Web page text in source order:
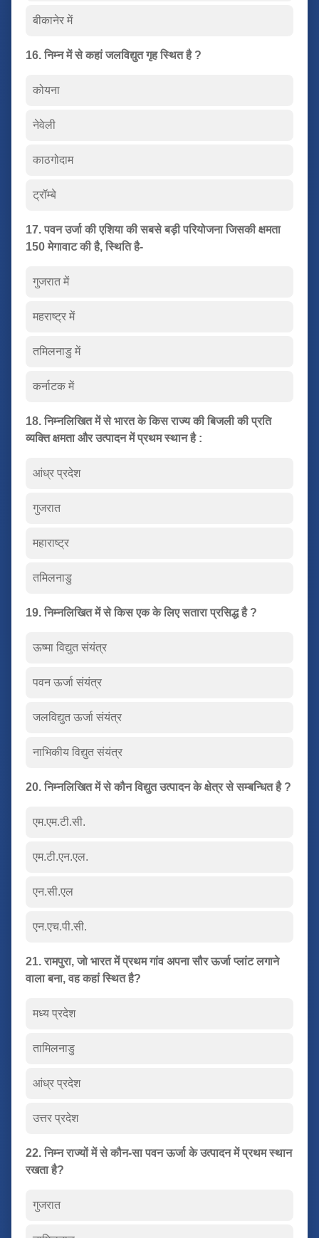
बीकानेर में
16. निम्न में से कहां जलविद्युत गृह स्थित है ?
कोयना
नेवेली
काठगोदाम
ट्रॉम्बे
17. पवन उर्जा की एशिया की सबसे बड़ी परियोजना जिसकी क्षमता
150 मेगावाट की है, स्थिति है-
गुजरात में
महराष्ट्र में
तमिलनाडु में
कर्नाटक में
18. निम्नलिखित में से भारत के किस राज्य की बिजली की प्रति
व्यक्ति क्षमता और उत्पादन में प्रथम स्थान है :
आंध्र प्रदेश
गुजरात
महाराष्ट्र
तमिलनाडु
19. निम्नलिखित में से किस एक के लिए सतारा प्रसिद्ध है ?
ऊष्मा विद्युत संयंत्र
पवन ऊर्जा संयंत्र
जलविद्युत ऊर्जा संयंत्र
नाभिकीय विद्युत संयंत्र
20. निम्नलिखित में से कौन विद्युत उत्पादन के क्षेत्र से सम्बन्धित है ?
एम.एम.टी.सी.
एम.टी.एन.एल.
एन.सी.एल
एन.एच.पी.सी.
21. रामपुरा, जो भारत में प्रथम गांव अपना सौर ऊर्जा प्लांट लगाने
वाला बना, वह कहां स्थित है?
मध्य प्रदेश
तामिलनाडु
आंध्र प्रदेश
उत्तर प्रदेश
22. निम्न राज्यों में से कौन-सा पवन ऊर्जा के उत्पादन में प्रथम स्थान
रखता है?
गुजरात